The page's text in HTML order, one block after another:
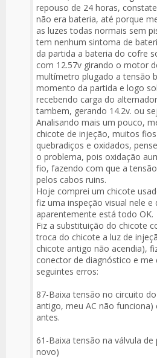
repouso de 24 horas,
não era bateria, até porque
as luzes todas normais sem
tem nenhum sintoma de
da partida a bateria do cofre
com 12.57v girando o motor
multímetro plugado a tensão
momento da partida e logo
recebendo carga do
tambem, gerando 14.2v. ou
Analisando mais um pouco,
chicote de injeção, muitos
quebradiços e oxidados,
o problema, pois oxidação
fio, fazendo com que a
pelos cabos ruins.
Hoje comprei um chicote
fiz uma inspeção visual nele e
aparentemente está todo OK.
Fiz a substituição do chicote
troca do chicote a luz de
chicote antigo não acendia),
conector de diagnóstico e me
seguintes erros:
87-Baixa tensão no circuito
antigo, meu AC não funciona)
antes.
61-Baixa tensão na válvula
novo)